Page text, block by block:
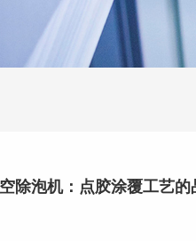
除泡机：点胶涂覆工艺的